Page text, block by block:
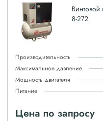
Винтовой
8-272
Производительность
Максимальное давление
Мощность двигателя
Питание
Цена по запросу